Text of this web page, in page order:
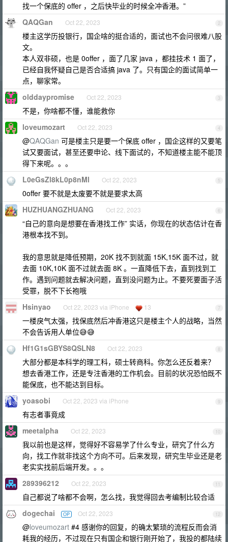
找一个保底的 offer ，之后快毕业的时候全冲香港。”
2
QAQGan Oct 22, 2023
楼主这学历投银行，国企啥的挺合适的，面试也不会问很难八股
文。
本人双非硕，也是 0offer ，面了几家 java ，都挂技术 1 面了，
已经自我怀疑自己是否合适搞 java 了。只有国企的面试简单一
点，聊家常。
3
olddaypromise Oct 22, 2023
不是，你啥都不懂，谁能救你
4
loveumozart Oct 22, 2023
@QAQGan 可是楼主只是要一个保底 offer ，国企这样的又要笔
试又要面试，甚至还要申论、线下面试的，不知道楼主能不能顶
得下来呢。。。
5
L0eGsZl8kL0p8nMl Oct 22, 2023
0offer 要不就是太废要不就是要求太高
6
HUZHUANGZHUANG Oct 22, 2023
“自己的意向是想要在香港找工作” 实话，你现在的状态估计在香
港根本找不到。
我的意思就是降低预期，20K 找不到就面 15K,15K 面不过，就
去面 10K,10K 面不过就去面 8K 。一直降低下去，直到找到工
作。遇到问题就去解决问题，直到没问题为止。不要死要面子活
受罪，脱不下长袍哦
7
Hsinyao Oct 22, 2023 via iPhone 13
一楼戾气太强，找保底然后冲香港这只是楼主个人的战略，当然
不会告诉用人单位😅😅
8
Hf1G1sGBYS8QSLN8 Oct 22, 2023
大部分都是本科学的理工科，硕士转商科。你怎么还反着来？
想去香港工作，还是专注香港的工作机会。目前的状况恐怕既不
能保底，也不能达到目标。
9
yoasobi Oct 22, 2023 via iPhone
有志者事竟成
10
meetalpha Oct 22, 2023
我以前也是这样，觉得好不容易学了什么专业，研究了什么方
向，找工作就非找这个方向不可。后来发现，研究生毕业还是老
老实实找前后端开发。。。
11
289396212 Oct 22, 2023
自己都说了啥都不会啊，怎么找，我觉得回去考编制比较合适
12
dogechai OP Oct 22, 2023
@loveumozart #4 感谢你的回复，的确太繁琐的流程反而会消
耗我的经历，不过现在只有国企和银行刚开始了，我投的都陆续